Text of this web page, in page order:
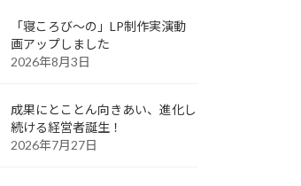
「寝ころび～の」LP制作実演動
画アップしました
2026年8月3日
成果にとことん向きあい、進化し
続ける経営者誕生！
2026年7月27日